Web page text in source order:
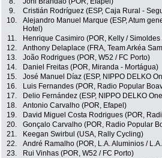
9.
Cristián Rodríguez (ESP, Caja Rural -
10.
Alejandro Manuel Marque (ESP, Atum
Hotel)
11. Henrique Casimiro (POR, Kelly / Simoldes
12.
Anthony Delaplace (FRA, Team Arkéa
13.
João Rodrigues (POR, W52 / FC Porto)
14.
Daniel Freitas (POR, Miranda - Mortágua)
15.
José Manuel Díaz (ESP, NIPPO DELKO
16.
Luis Fernandes (POR, Radio Popular
17.
Delio Fernández (ESP, NIPPO DELKO
18.
Antonio Carvalho (POR, Efapel)
19.
David Miguel Costa Rodrigues (POR,
20.
Gonçalo Carvalho (POR, Radio Popular
21.
Keegan Swirbul (USA, Rally Cycling)
22.
André Ramalho (POR, L.A. Aluminios /
23.
Rui Vinhas (POR, W52 / FC Porto)